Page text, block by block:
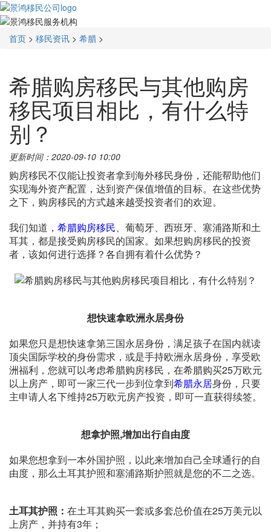
首页 > 移民资讯 > 希腊 >
希腊购房移民与其他购房
移民项目相比，有什么特
别？
更新时间：2020-09-10 10:00
购房移民不仅能让投资者拿到海外移民身份，还能帮助他们
实现海外资产配置，达到资产保值增值的目标。在这些优势
之下，购房移民的方式越来越受投资者们的欢迎。
我们知道， 希腊购房移民、葡萄牙、西班牙、塞浦路斯和土
耳其，都是接受购房移民的国家。如果想购房移民的投资
者，该如何进行选择？各自拥有着什么优势？
想快速拿欧洲永居身份
如果您只是想快速拿第三国永居身份，满足孩子在国内就读
顶尖国际学校的身份需求，或是手持欧洲永居身份，享受欧
洲福利，您就可以考虑希腊购房移民，在希腊购买25万欧元
以上房产，即可一家三代一步到位拿到希腊永居身份，只要
主申请人名下维持25万欧元房产投资，即可一直获得续签。
想拿护照,增加出行自由度
如果您想拿到一本外国护照，以此来增加自己全球通行的自
由度，那么土耳其护照和塞浦路斯护照就是您的不二之选。
土耳其护照： 在土耳其购买一套或多套总价值在25万美元以
上房产，并持有3年；